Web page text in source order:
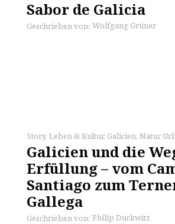
Sabor de Galicia
Geschrieben von: Wolfgang Grüner
Story, Leben & Kultur, Galicien, Natur
Galicien und die
Erfüllung – vom
Santiago zum
Gallega
Geschrieben von: Philip Duckwitz